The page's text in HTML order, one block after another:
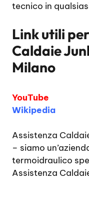
tecnico in
Link utili
Caldaie
Milano
YouTube
Wikipedia
Assistenza
– siamo
termoidraulico
Assistenza